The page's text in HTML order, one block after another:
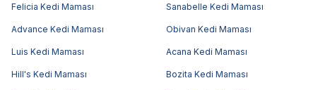
Felicia Kedi Maması Sanabelle Kedi Maması
Advance Kedi Maması Obivan Kedi Maması
Luis Kedi Maması Acana Kedi Maması
Hill's Kedi Maması Bozita Kedi Maması